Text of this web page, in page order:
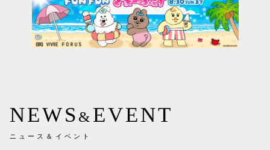
NEWS & EVENT
ニュース＆イベント